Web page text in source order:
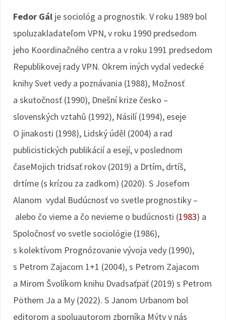
Fedor Gál je sociológ a prognostik. V roku 1989 bol
spoluzakladateľom VPN, v roku 1990 predsedom
jeho Koordinačného centra a v roku 1991 predsedom
Republikovej rady VPN. Okrem iných vydal vedecké
knihy Svet vedy a poznávania (1988), Možnosť
a skutočnosť (1990), Dnešní krize česko –
slovenských vztahů (1992), Násilí (1994), eseje
O jinakosti (1998), Lidský úděl (2004) a rad
publicistických publikácií a esejí, v poslednom
časeMojich tridsať rokov (2019) a Drtím, drtíš,
drtíme (s krízou za zadkom) (2020). S Josefom
Alanom vydal Budúcnosť vo svetle prognostiky –
alebo čo vieme a čo nevieme o budúcnosti (1983) a
Spoločnosť vo svetle sociológie (1986),
s kolektívom Prognózovanie vývoja vedy (1990),
s Petrom Zajacom 1+1 (2004), s Petrom Zajacom
a Mirom Švolíkom knihu Dvadsaťpäť (2019) s Petrom
Pöthem Ja a My (2022). S Janom Urbanom bol
editorom a spoluautorom zborníka Mýty v nás